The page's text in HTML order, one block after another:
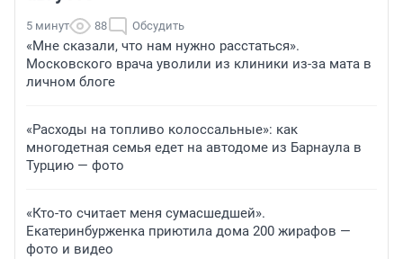
5 минут 88 Обсудить
«Мне сказали, что нам нужно расстаться».
Московского врача уволили из клиники из-за мата в
личном блоге
«Расходы на топливо колоссальные»: как
многодетная семья едет на автодоме из Барнаула в
Турцию — фото
«Кто-то считает меня сумасшедшей».
Екатеринбурженка приютила дома 200 жирафов —
фото и видео